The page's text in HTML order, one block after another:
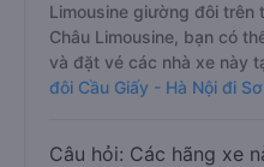
Limousine giường đôi trên
Châu Limousine, bạn có
và đặt vé các nhà xe này
đôi Cầu Giấy - Hà Nội đi
Câu hỏi: Các hãng xe